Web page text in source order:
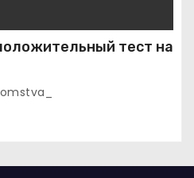
тест на